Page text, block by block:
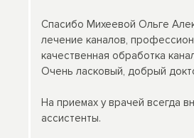
Спасибо Михеевой Ольге
лечение каналов,
качественная обработка
Очень ласковый, добрый
На приемах у врачей всегда
ассистенты.